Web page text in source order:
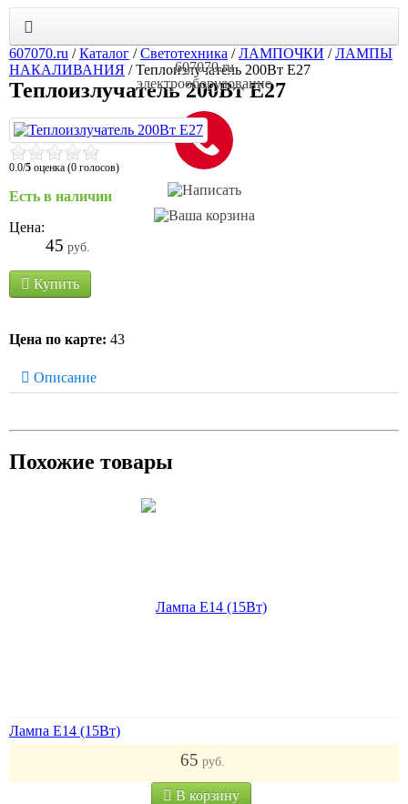
607070.ru
электрооборудование
607070.ru /Каталог /Светотехника /ЛАМПОЧКИ /ЛАМПЫ
НАКАЛИВАНИЯ /Теплоизлучатель 200Вт Е27
Теплоизлучатель 200Вт Е27
0.0/5 оценка (0 голосов)
Есть в наличии
Цена:
45 руб.
Купить
Цена по карте: 43
Описание
Похожие товары
Лампа Е14 (15Вт)
65 руб.
В корзину